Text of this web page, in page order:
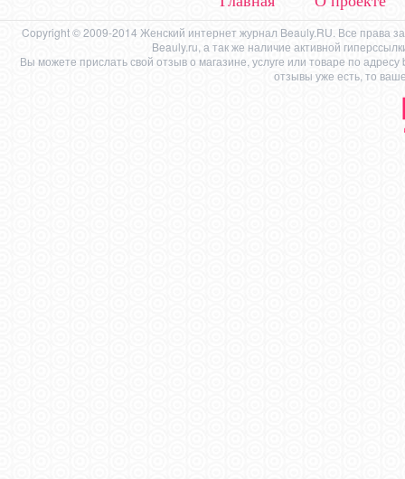
Copyright © 2009-2014 Женский интернет журнал Beauly.RU. Все права
Beauly.ru, а так же наличие активной
Вы можете прислать свой отзыв о магазине, услуге или товаре по адресу
отзывы уже есть, то